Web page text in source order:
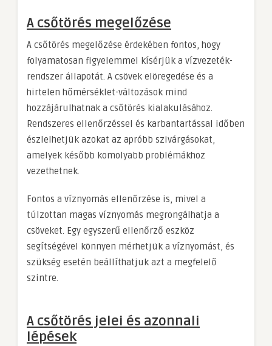
A csőtörés megelőzése
A csőtörés megelőzése érdekében fontos, hogy
folyamatosan figyelemmel kísérjük a vízvezeték-
rendszer állapotát. A csövek elöregedése és a
hirtelen hőmérséklet-változások mind
hozzájárulhatnak a csőtörés kialakulásához.
Rendszeres ellenőrzéssel és karbantartással időben
észlelhetjük azokat az apróbb szivárgásokat,
amelyek később komolyabb problémákhoz
vezethetnek.
Fontos a víznyomás ellenőrzése is, mivel a
túlzottan magas víznyomás megrongálhatja a
csöveket. Egy egyszerű ellenőrző eszköz
segítségével könnyen mérhetjük a víznyomást, és
szükség esetén beállíthatjuk azt a megfelelő
szintre.
A csőtörés jelei és azonnali
lépések